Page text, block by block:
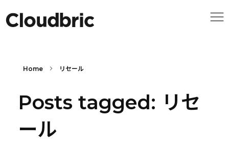
Home リセール
Posts tagged: リセ
ール